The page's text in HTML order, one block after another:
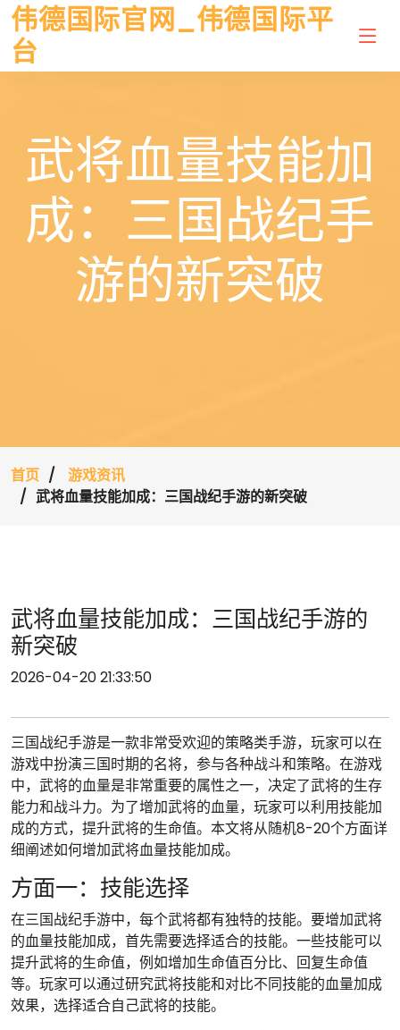
伟德国际官网_伟德国际平
台
武将血量技能加
成：三国战纪手
游的新突破
首页
游戏资讯
武将血量技能加成：三国战纪手游的新突破
武将血量技能加成：三国战纪手游的
新突破
2026-04-20 21:33:50
三国战纪手游是一款非常受欢迎的策略类手游，玩家可以在
游戏中扮演三国时期的名将，参与各种战斗和策略。在游戏
中，武将的血量是非常重要的属性之一，决定了武将的生存
能力和战斗力。为了增加武将的血量，玩家可以利用技能加
成的方式，提升武将的生命值。本文将从随机8-20个方面详
细阐述如何增加武将血量技能加成。
方面一：技能选择
在三国战纪手游中，每个武将都有独特的技能。要增加武将
的血量技能加成，首先需要选择适合的技能。一些技能可以
提升武将的生命值，例如增加生命值百分比、回复生命值
等。玩家可以通过研究武将技能和对比不同技能的血量加成
效果，选择适合自己武将的技能。